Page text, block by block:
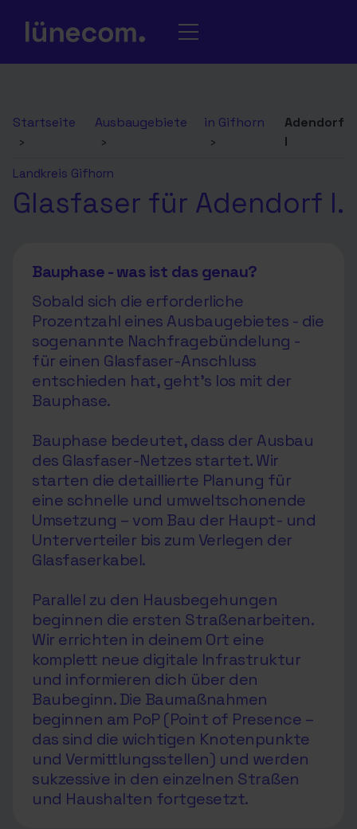
Startseite
›
Ausbaugebiete
›
in Gifhorn
›
Adendorf
I
Landkreis Gifhorn
Glasfaser für Adendorf I.
Bauphase - was ist das genau?
Sobald sich die erforderliche
Prozentzahl eines Ausbaugebietes - die
sogenannte Nachfragebündelung -
für einen Glasfaser-Anschluss
entschieden hat, geht’s los mit der
Bauphase.
Bauphase bedeutet, dass der Ausbau
des Glasfaser-Netzes startet. Wir
starten die detaillierte Planung für
eine schnelle und umweltschonende
Umsetzung – vom Bau der Haupt- und
Unterverteiler bis zum Verlegen der
Glasfaserkabel.
Parallel zu den Hausbegehungen
beginnen die ersten Straßenarbeiten.
Wir errichten in deinem Ort eine
komplett neue digitale Infrastruktur
und informieren dich über den
Baubeginn. Die Baumaßnahmen
beginnen am PoP (Point of Presence –
das sind die wichtigen Knotenpunkte
und Vermittlungsstellen) und werden
sukzessive in den einzelnen Straßen
und Haushalten fortgesetzt.